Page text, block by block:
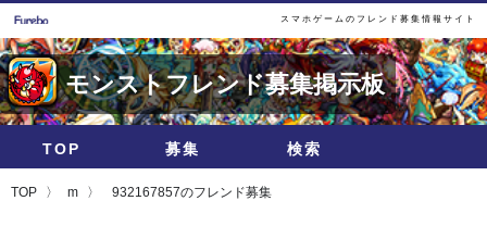
スマホゲームのフレンド募集情報サイト
モンストフレンド募集掲示板
TOP 募集 検索
TOP m 932167857のフレンド募集